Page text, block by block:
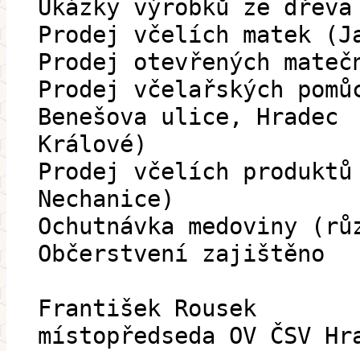
Ukázky výrobků ze
Prodej včelích matek
Prodej otevřených
Prodej včelařských
Benešova ulice, Hradec
Králové)
Prodej včelích produktů
Nechanice)
Ochutnávka medoviny
Občerstvení zajištěno
František Rousek
místopředseda OV ČSV